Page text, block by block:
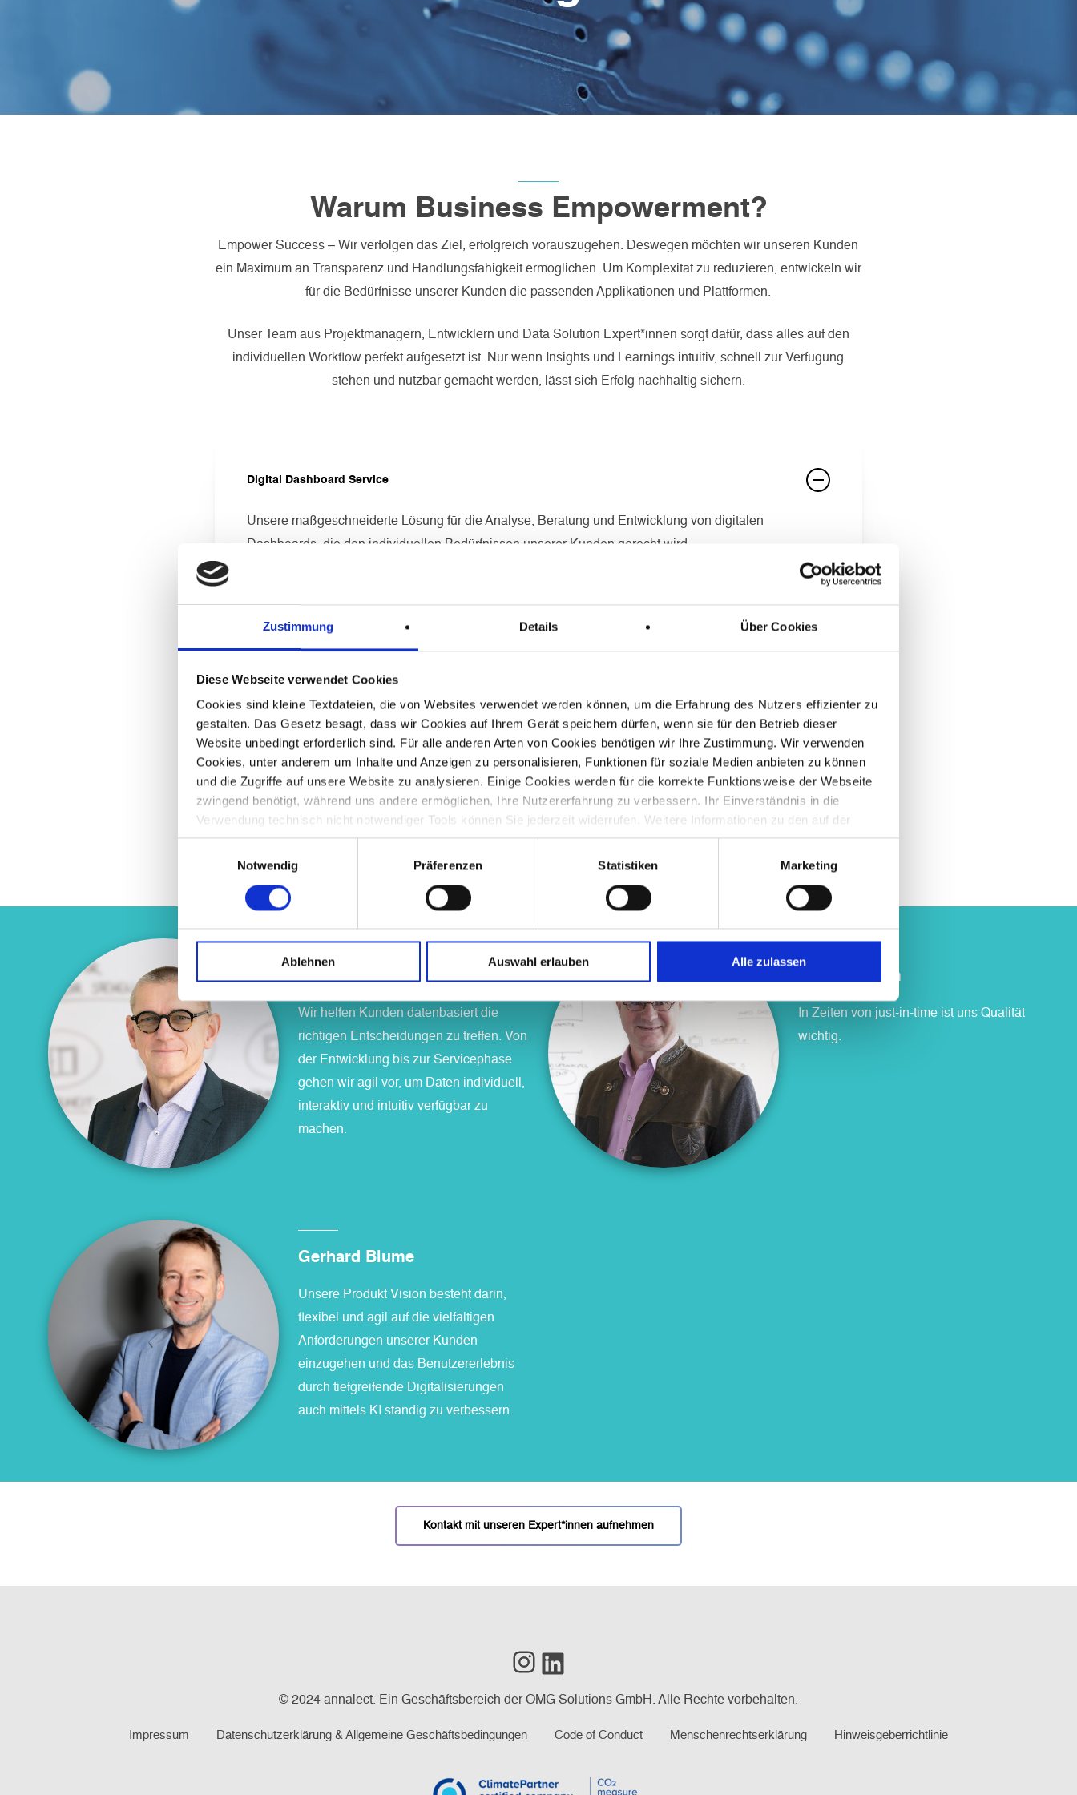
Zustimmung Details Über Cookies
Diese Webseite verwendet Cookies
Cookies sind kleine Textdateien, die von Websites verwendet werden können, um die Erfahrung des Nutzers effizienter zu
gestalten. Das Gesetz besagt, dass wir Cookies auf Ihrem Gerät speichern dürfen, wenn sie für den Betrieb dieser
Website unbedingt erforderlich sind. Für alle anderen Arten von Cookies benötigen wir Ihre Zustimmung. Wir verwenden
Cookies, unter anderem um Inhalte und Anzeigen zu personalisieren, Funktionen für soziale Medien anbieten zu können
und die Zugriffe auf unsere Website zu analysieren. Einige Cookies werden für die korrekte Funktionsweise der Webseite
zwingend benötigt, während uns andere ermöglichen, Ihre Nutzererfahrung zu verbessern. Ihr Einverständnis in die
Verwendung technisch nicht notwendiger Tools können Sie jederzeit widerrufen. Weitere Informationen zu den auf der
Webseite gesetzten Cookies finden Sie in derDatenschutzerklärungund zu uns imImpressum.
Notwendig
Präferenzen Statistiken Marketing
Ablehnen Auswahl erlauben Alle zulassen
Warum Business Empowerment?
Empower Success – Wir verfolgen das Ziel, erfolgreich vorauszugehen. Deswegen möchten wir unseren Kunden
ein Maximum an Transparenz und Handlungsfähigkeit ermöglichen. Um Komplexität zu reduzieren, entwickeln wir
für die Bedürfnisse unserer Kunden die passenden Applikationen und Plattformen.
Unser Team aus Projektmanagern, Entwicklern und Data Solution Expert*innen sorgt dafür, dass alles auf den
individuellen Workflow perfekt aufgesetzt ist. Nur wenn Insights und Learnings intuitiv, schnell zur Verfügung
stehen und nutzbar gemacht werden, lässt sich Erfolg nachhaltig sichern.
Digital Dashboard Service
Unsere maßgeschneiderte Lösung für die Analyse, Beratung und Entwicklung von digitalen
Dashboards, die den individuellen Bedürfnissen unserer Kunden gerecht wird.
Eine webbasierte Kollaborationsplattform, die sämtliche Apps und Funktionen des Media-Alltags an
einem Ort vereint und die Zusammenarbeit optimiert.
All Screen Optimizer
Durch intelligente Algorithmen und direkte Anbindung an Vermarkter-Schnittstellen werden TV-
Kampagnen in Echtzeit automatisch optimiert.
Berücksichtigt werden die neuesten Prognosedaten und kontinuierliche KPI-Überwachung, um sofort
auf Marktveränderungen reagieren zu können. Über Reports und Dashboards können Kunden den
Kampagnenstatus und die Optimierung live verfolgen.
Lokale Omni Apps
Integration lokal entwickelter Apps in Omnicom’s Precision Marketing und Insights Plattform Omni. Zu
den Apps gehören All Screen Planner, Scenario Planner, Atreebution, Performance Reporting und
Client Collaboration.
Unsere Statements
Jens Hafft
Wir helfen Kunden datenbasiert die
richtigen Entscheidungen zu treffen. Von
der Entwicklung bis zur Servicephase
gehen wir agil vor, um Daten individuell,
interaktiv und intuitiv verfügbar zu
machen.
Elmar Klemm
In Zeiten von just-in-time ist uns Qualität
wichtig.
Gerhard Blume
Unsere Produkt Vision besteht darin,
flexibel und agil auf die vielfältigen
Anforderungen unserer Kunden
einzugehen und das Benutzererlebnis
durch tiefgreifende Digitalisierungen
auch mittels KI ständig zu verbessern.
Kontakt mit unseren Expert*innen aufnehmen
Instagram
© 2024 annalect. Ein Geschäftsbereich der OMG Solutions GmbH. Alle Rechte vorbehalten.
Impressum Datenschutzerklärung & Allgemeine Geschäftsbedingungen Code of Conduct Menschenrechtserklärung Hinweisgeberrichtlinie